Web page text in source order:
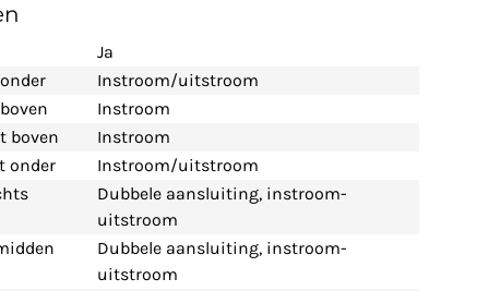
Ja
Instroom/uitstroom
Instroom
boven
Instroom
onder
Instroom/uitstroom
Dubbele aansluiting, instroom-
uitstroom
Dubbele aansluiting, instroom-
uitstroom